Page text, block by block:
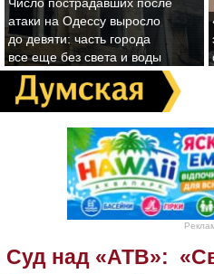
атаки на Одессу выросло
до девяти: часть города
все еще без света и воды
Суд над «АТВ»: